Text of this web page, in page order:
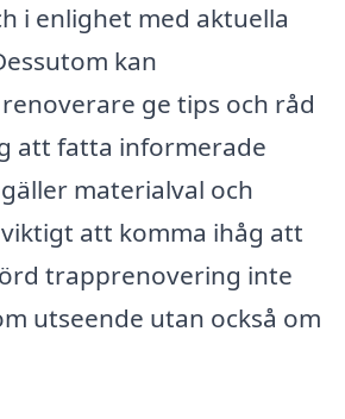
i enlighet med aktuella
kan
ge tips och råd
att fatta informerade
materialval och
att komma ihåg att
trapprenovering inte
utseende utan också om